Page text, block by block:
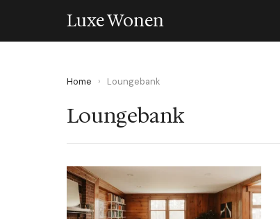
Luxe Wonen
Home › Loungebank
Loungebank